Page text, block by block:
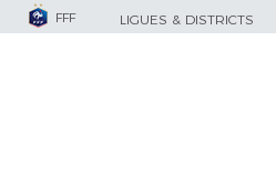
FFF LIGUES & DISTRICTS